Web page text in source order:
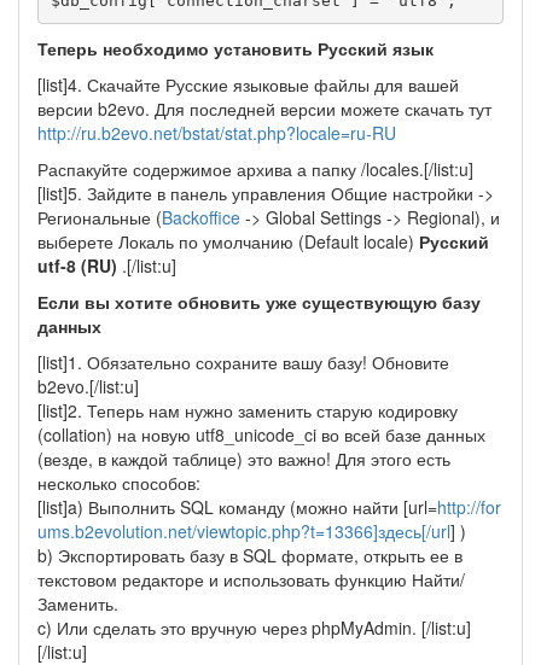
Теперь необходимо установить Русский язык
[list]4. Скачайте Русские языковые файлы для вашей
версии b2evo. Для последней версии можете скачать тут
http://ru.b2evo.net/bstat/stat.php?locale=ru-RU
Распакуйте содержимое архива а папку /locales.[/list:u]
[list]5. Зайдите в панель управления Общие настройки ->
Региональные (Backoffice -> Global Settings -> Regional), и
выберете Локаль по умолчанию (Default locale) Русский
utf-8 (RU) .[/list:u]
Если вы хотите обновить уже существующую базу
данных
[list]1. Обязательно сохраните вашу базу! Обновите
b2evo.[/list:u]
[list]2. Теперь нам нужно заменить старую кодировку
(collation) на новую utf8_unicode_ci во всей базе данных
(везде, в каждой таблице) это важно! Для этого есть
несколько способов:
[list]a) Выполнить SQL команду (можно найти [url=http://for
ums.b2evolution.net/viewtopic.php?t=13366]здесь[/url] )
b) Экспортировать базу в SQL формате, открыть ее в
текстовом редакторе и использовать функцию Найти/
Заменить.
c) Или сделать это вручную через phpMyAdmin. [/list:u]
[/list:u]